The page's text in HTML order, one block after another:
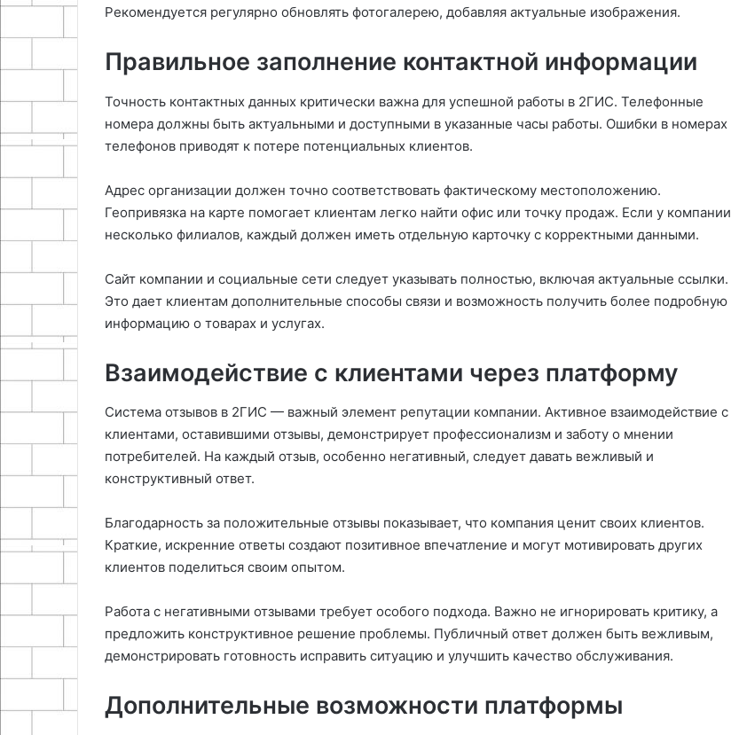
Рекомендуется регулярно обновлять фотогалерею, добавляя актуальные изображения.
Правильное заполнение контактной информации
Точность контактных данных критически важна для успешной работы в 2ГИС. Телефонные
номера должны быть актуальными и доступными в указанные часы работы. Ошибки в номерах
телефонов приводят к потере потенциальных клиентов.
Адрес организации должен точно соответствовать фактическому местоположению.
Геопривязка на карте помогает клиентам легко найти офис или точку продаж. Если у компании
несколько филиалов, каждый должен иметь отдельную карточку с корректными данными.
Сайт компании и социальные сети следует указывать полностью, включая актуальные ссылки.
Это дает клиентам дополнительные способы связи и возможность получить более подробную
информацию о товарах и услугах.
Взаимодействие с клиентами через платформу
Система отзывов в 2ГИС — важный элемент репутации компании. Активное взаимодействие с
клиентами, оставившими отзывы, демонстрирует профессионализм и заботу о мнении
потребителей. На каждый отзыв, особенно негативный, следует давать вежливый и
конструктивный ответ.
Благодарность за положительные отзывы показывает, что компания ценит своих клиентов.
Краткие, искренние ответы создают позитивное впечатление и могут мотивировать других
клиентов поделиться своим опытом.
Работа с негативными отзывами требует особого подхода. Важно не игнорировать критику, а
предложить конструктивное решение проблемы. Публичный ответ должен быть вежливым,
демонстрировать готовность исправить ситуацию и улучшить качество обслуживания.
Дополнительные возможности платформы